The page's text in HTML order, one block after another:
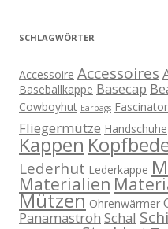
SCHLAGWÖRTER
Accessoire Accessoires
Baseballkappe Basecap
Cowboyhut Earbags Fascinator
Fliegermütze Handschuhe
Kappen
Lederhut Lederkappe
Materialien
Mützen Ohrenwärmer
Panamastroh Schal